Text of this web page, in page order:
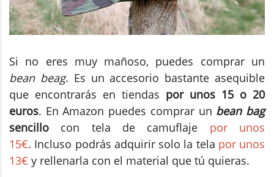
Si no eres muy mañoso, puedes comprar un
bean beag. Es un accesorio bastante asequible
que encontrarás en tiendas por unos 15 o 20
euros. En Amazon puedes comprar un bean bag
sencillo con tela de camuflaje por unos
15€. Incluso podrás adquirir solo la tela por unos
13€ y rellenarla con el material que tú quieras.